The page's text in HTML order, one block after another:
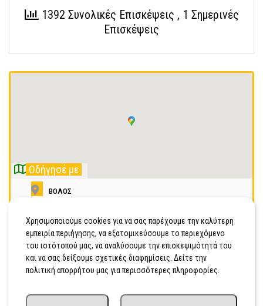
1392 Συνολικές Επισκέψεις , 1 Σημερινές
Επισκέψεις
Οδήγησέ με
ΒΟΛΟΣ
Κινητό
Χρησιμοποιούμε cookies για να σας παρέχουμε την καλύτερη
εμπειρία περιήγησης, να εξατομικεύσουμε το περιεχόμενο
του ιστότοπού μας, να αναλύσουμε την επισκεψιμότητά του
και να σας δείξουμε σχετικές διαφημίσεις. Δείτε την
πολιτική απορρήτου μας για περισσότερες πληροφορίες.